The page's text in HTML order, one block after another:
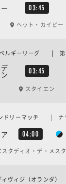
03:45
ヘット・カイピー
ン 03:45
ベルギーリーグ | 第
スタイエン
04:00
ドリーマッチ | ナ
スタディオ・デ・メス
ィヴィジ（オラン